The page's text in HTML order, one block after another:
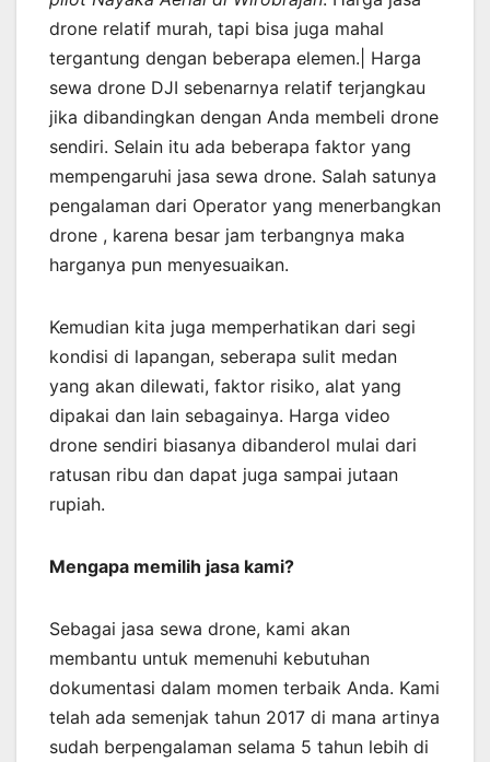
drone relatif murah, tapi bisa juga mahal
tergantung dengan beberapa elemen.| Harga
sewa drone DJI sebenarnya relatif terjangkau
jika dibandingkan dengan Anda membeli drone
sendiri. Selain itu ada beberapa faktor yang
mempengaruhi jasa sewa drone. Salah satunya
pengalaman dari Operator yang menerbangkan
drone , karena besar jam terbangnya maka
harganya pun menyesuaikan.
Kemudian kita juga memperhatikan dari segi
kondisi di lapangan, seberapa sulit medan
yang akan dilewati, faktor risiko, alat yang
dipakai dan lain sebagainya. Harga video
drone sendiri biasanya dibanderol mulai dari
ratusan ribu dan dapat juga sampai jutaan
rupiah.
Mengapa memilih jasa kami?
Sebagai jasa sewa drone, kami akan
membantu untuk memenuhi kebutuhan
dokumentasi dalam momen terbaik Anda. Kami
telah ada semenjak tahun 2017 di mana artinya
sudah berpengalaman selama 5 tahun lebih di